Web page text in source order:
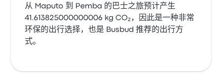
从 Maputo 到 Pemba 的巴士之旅预计产生
41.613825000000006 kg CO₂，因此是一种非常
环保的出行选择，也是 Busbud 推荐的出行方
式。